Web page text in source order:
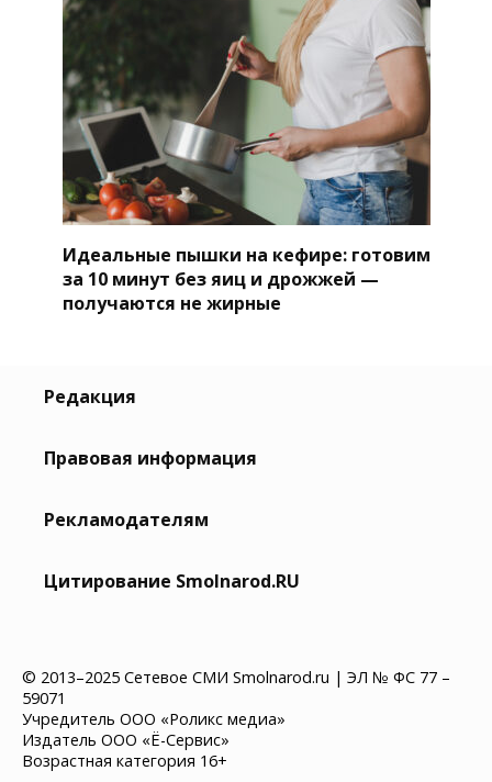
Идеальные пышки на кефире: готовим
за 10 минут без яиц и дрожжей —
получаются не жирные
Редакция
Правовая информация
Рекламодателям
Цитирование Smolnarod.RU
© 2013–2025 Сетевое СМИ Smolnarod.ru | ЭЛ № ФС 77 –
59071
Учредитель ООО «Роликс медиа»
Издатель ООО «Ё-Сервис»
Возрастная категория 16+